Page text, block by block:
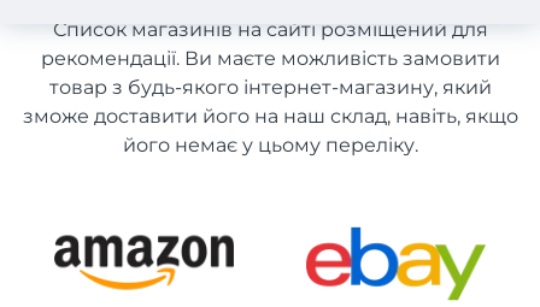
Список магазинів на сайті розміщений для
рекомендації. Ви маєте можливість замовити
товар з будь-якого інтернет-магазину, який
зможе доставити його на наш склад, навіть, якщо
його немає у цьому переліку.